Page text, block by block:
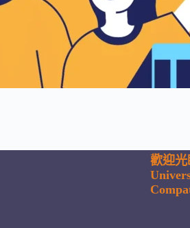
歡迎